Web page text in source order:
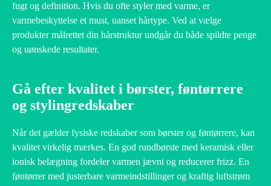
fugt og definition. Hvis du ofte styler med varme, er
varmebeskyttelse et must, uanset hårtype. Ved at vælge
produkter målrettet din hårstruktur undgår du både spildte penge
og uønskede resultater.
Gå efter kvalitet i børster, føntørrere
og stylingredskaber
Når det gælder fysiske redskaber som børster og føntørrere, kan
kvalitet virkelig mærkes. En god rundbørste med keramisk eller
ionisk belægning fordeler varmen jævnt og reducerer frizz. En
føntørrer med justerbare varmeindstillinger og kraftig luftstrøm